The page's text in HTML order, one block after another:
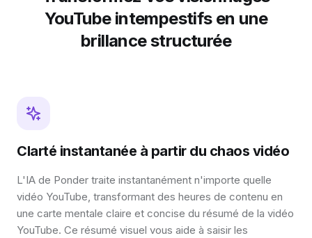
YouTube intempestifs en une
brillance structurée
Clarté instantanée à partir du chaos vidéo
L'IA de Ponder traite instantanément n'importe quelle
vidéo YouTube, transformant des heures de contenu en
une carte mentale claire et concise du résumé de la vidéo
YouTube. Ce résumé visuel vous aide à saisir les